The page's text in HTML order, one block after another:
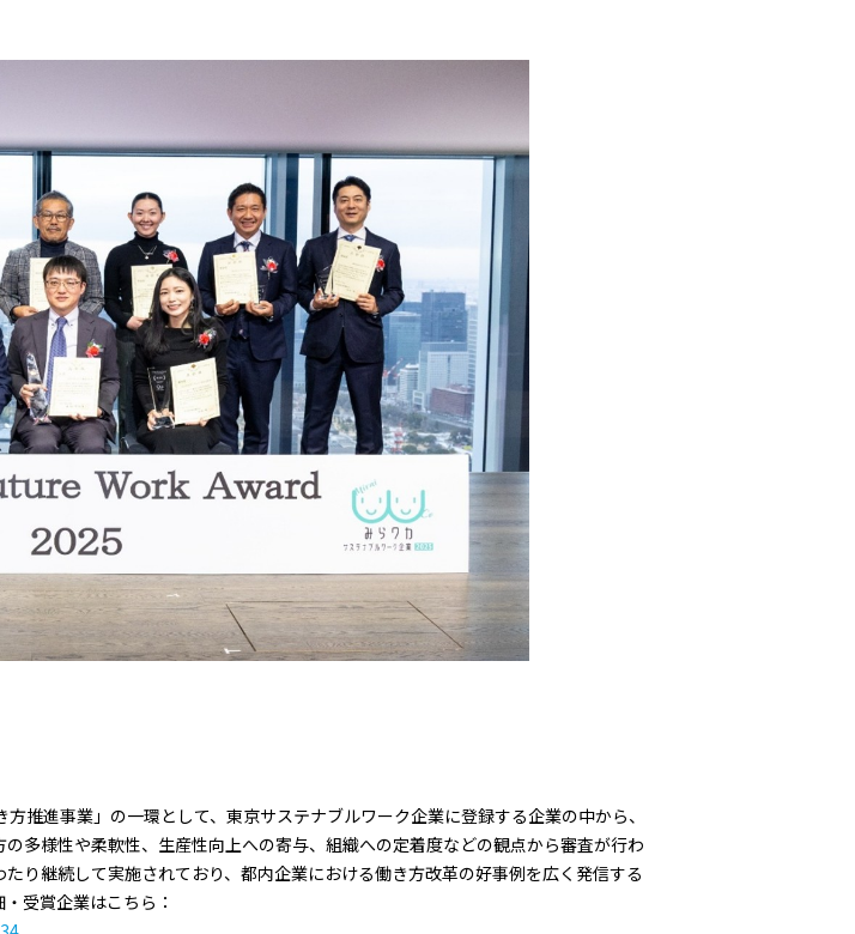
推進事業」の一環として、東京サステナブルワーク企業に登録する企業の中から、
多様性や柔軟性、生産性向上への寄与、組織への定着度などの観点から審査が行わ
り継続して実施されており、都内企業における働き方改革の好事例を広く発信する
受賞企業はこちら：